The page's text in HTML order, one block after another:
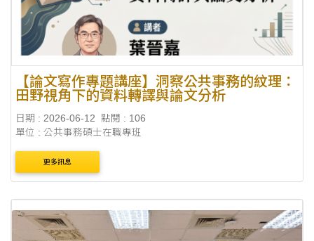
【論文寫作專題講座】洞察公共事務的紋理：
田野視角下的資料轉譯與論文分析
日期 : 2026-06-12
點閱 : 106
單位 : 公共事務碩士在職專班
更多訊息